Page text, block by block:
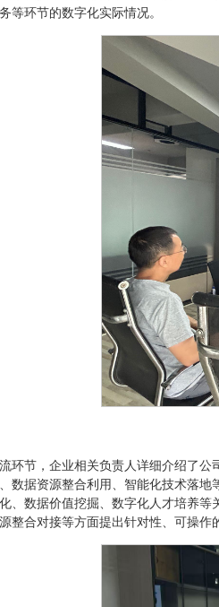
等环节的数字化实际情况。
环节，企业相关负责人详细介绍了
数据资源整合利用、智能化技术落
、数据价值挖掘、数字化人才培养
整合对接等方面提出针对性、可操作